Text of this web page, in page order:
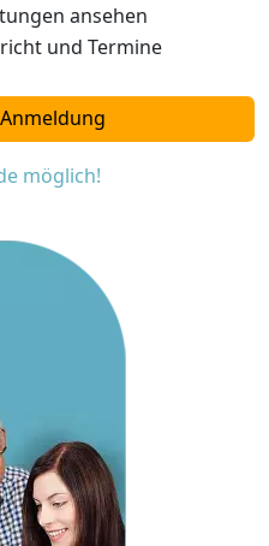
ansehen
und Termine
möglich!